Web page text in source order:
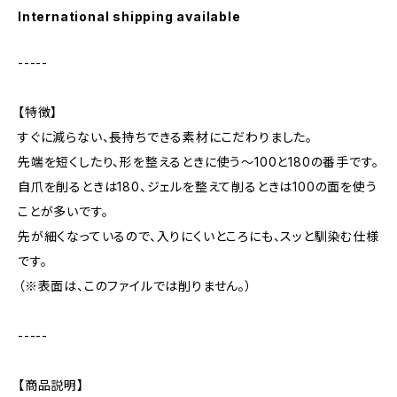
International shipping available
-----
【特徴】
すぐに減らない、長持ちできる素材にこだわりました。
先端を短くしたり、形を整えるときに使う〜100と180の番手です。
自爪を削るときは180、ジェルを整えて削るときは100の面を使う
ことが多いです。
先が細くなっているので、入りにくいところにも、スッと馴染む仕様
です。
（※表面は、このファイルでは削りません。）
-----
【商品説明】